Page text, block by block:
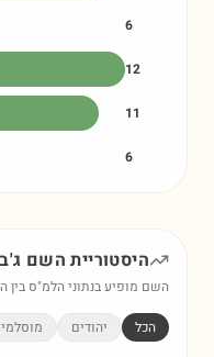
6
12
11
6
היסטוריית השם
השם מופיע בנתוני הלמ"ס בין
הכל יהודים